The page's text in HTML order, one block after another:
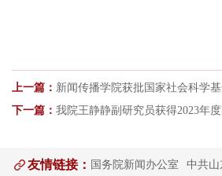
上一篇： 新闻传播学院获批国家社会科学
下一篇： 我院王静静副研究员获得2023年
友情链接： 国务院新闻办公室 中共山